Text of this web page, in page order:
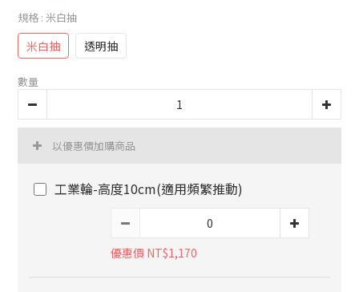
規格 : 米白抽
米白抽 透明抽
數量
以優惠價加購商品
工業輪-高度10cm(適用頻繁推動)
優惠價 NT$1,170